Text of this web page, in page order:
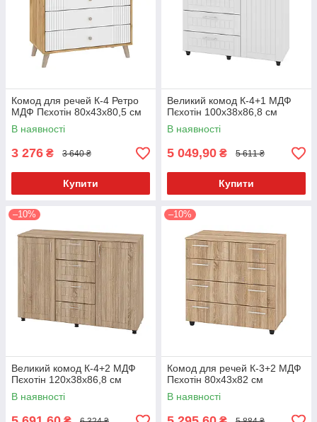
Комод для речей К-4 Ретро
МДФ Пєхотін 80х43х80,5 см
В наявності
3 276 ₴ 3 640 ₴
Купити
Великий комод К-4+1 МДФ
Пєхотін 100х38х86,8 см
В наявності
5 049,90 ₴ 5 611 ₴
Купити
–10%
Великий комод К-4+2 МДФ
Пєхотін 120х38х86,8 см
В наявності
–10%
Комод для речей К-3+2 МДФ
Пєхотін 80х43х82 см
В наявності